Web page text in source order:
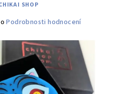
SHOP
Podrobnosti hodnocení